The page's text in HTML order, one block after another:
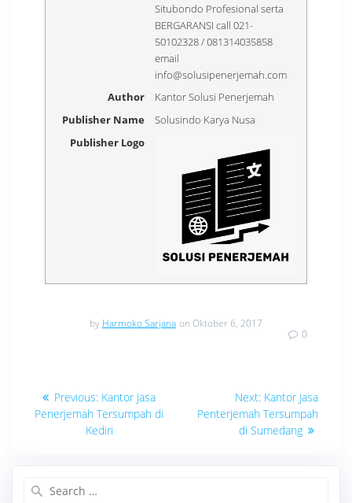
Situbondo Profesional serta
BERGARANSI call 021-
50102328 / 081314035858
email
info@solusipenerjemah.com
Author
Kantor Solusi Penerjemah
Publisher Name
Solusindo Karya Nusa
Publisher Logo
by Harmoko Sarjana on Oktober 6, 2017
0
Navigasi
pos
Previous: Previous
post:
Kantor Jasa
Penerjemah Tersumpah di
Kediri
Next: Next
post:
Kantor Jasa
Penterjemah Tersumpah
di Sumedang